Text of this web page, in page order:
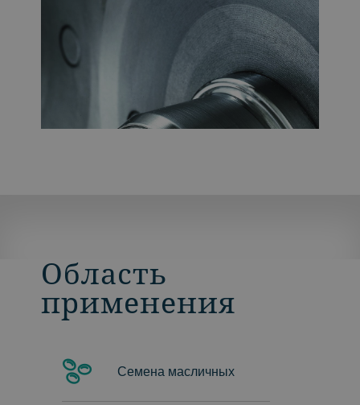
Область
применения
Семена масличных